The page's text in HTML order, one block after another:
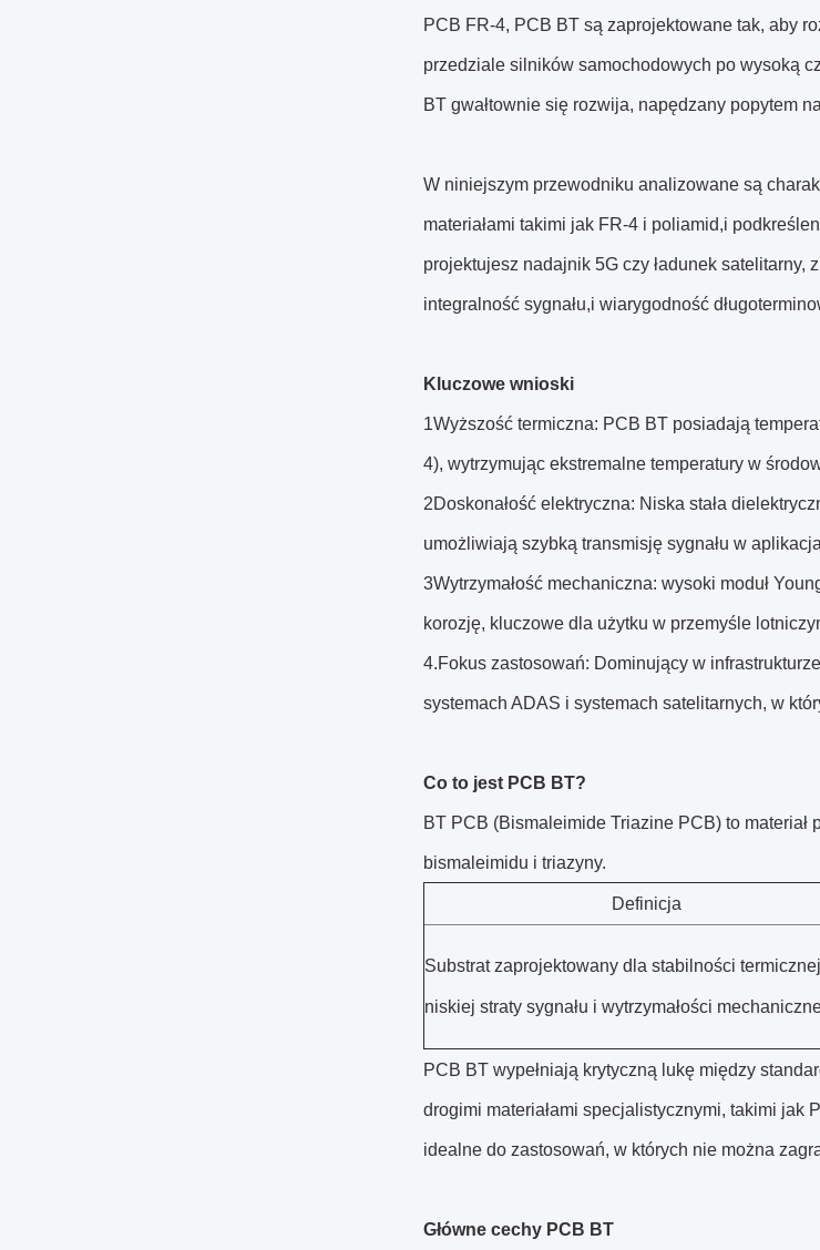
PCB FR-4, PCB BT są zaprojektowane tak, aby
przedziale silników samochodowych po wysoką
BT gwałtownie się rozwija, napędzany popytem
W niniejszym przewodniku analizowane są
materiałami takimi jak FR-4 i poliamid,i
projektujesz nadajnik 5G czy ładunek satelitarny,
integralność sygnału,i wiarygodność
Kluczowe wnioski
1Wyższość termiczna: PCB BT posiadają
4), wytrzymując ekstremalne temperatury w
2Doskonałość elektryczna: Niska stała
umożliwiają szybką transmisję sygnału w
3Wytrzymałość mechaniczna: wysoki moduł
korozję, kluczowe dla użytku w przemyśle
4.Fokus zastosowań: Dominujący w
systemach ADAS i systemach satelitarnych, w
Co to jest PCB BT?
BT PCB (Bismaleimide Triazine PCB) to
bismaleimidu i triazyny.
Definicja
Substrat zaprojektowany dla stabilności
niskiej straty sygnału i wytrzymałości
PCB BT wypełniają krytyczną lukę między
drogimi materiałami specjalistycznymi, takimi jak
idealne do zastosowań, w których nie można
Główne cechy PCB BT